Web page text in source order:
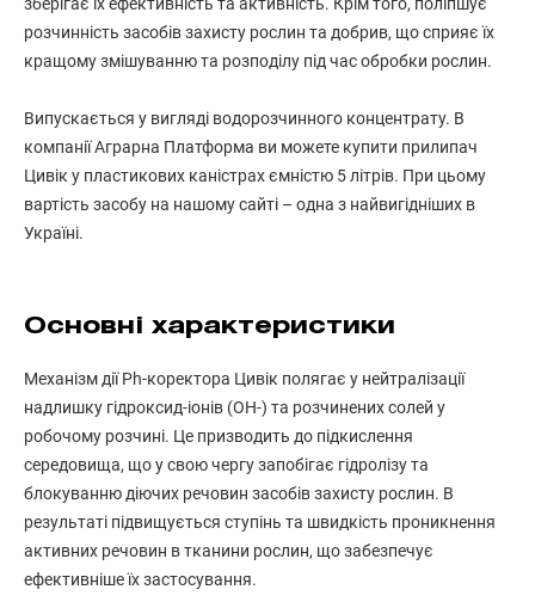
розчинність засобів захисту рослин та добрив, що сприяє їх
кращому змішуванню та розподілу під час обробки рослин.
Випускається у вигляді водорозчинного концентрату. В
компанії Аграрна Платформа ви можете купити прилипач
Цивік у пластикових каністрах ємністю 5 літрів. При цьому
вартість засобу на нашому сайті – одна з найвигідніших в
Україні.
Основні характеристики
Механізм дії Ph-коректора Цивік полягає у нейтралізації
надлишку гідроксид-іонів (OH-) та розчинених солей у
робочому розчині. Це призводить до підкислення
середовища, що у свою чергу запобігає гідролізу та
блокуванню діючих речовин засобів захисту рослин. В
результаті підвищується ступінь та швидкість проникнення
активних речовин в тканини рослин, що забезпечує
ефективніше їх застосування.